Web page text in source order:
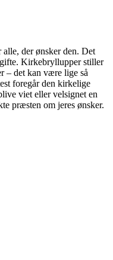
der ønsker den. Det
Kirkebryllupper stiller
– det kan være lige så
foregår den kirkelige
viet eller velsignet en
præsten om jeres ønsker.